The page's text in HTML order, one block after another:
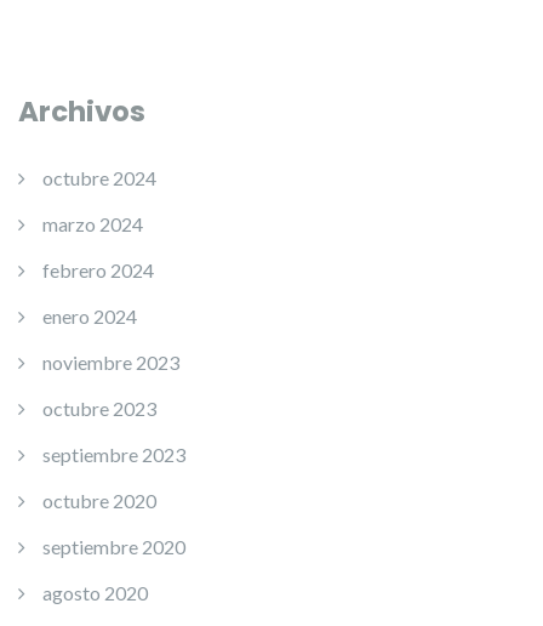
Archivos
octubre 2024
marzo 2024
febrero 2024
enero 2024
noviembre 2023
octubre 2023
septiembre 2023
octubre 2020
septiembre 2020
agosto 2020